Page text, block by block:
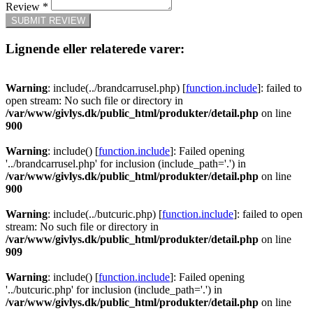
Review *
SUBMIT REVIEW
Lignende eller relaterede varer:
Warning: include(../brandcarrusel.php) [function.include]: failed to
open stream: No such file or directory in
/var/www/givlys.dk/public_html/produkter/detail.php on line
900
Warning: include() [function.include]: Failed opening
'../brandcarrusel.php' for inclusion (include_path='.') in
/var/www/givlys.dk/public_html/produkter/detail.php on line
900
Warning: include(../butcuric.php) [function.include]: failed to open
stream: No such file or directory in
/var/www/givlys.dk/public_html/produkter/detail.php on line
909
Warning: include() [function.include]: Failed opening
'../butcuric.php' for inclusion (include_path='.') in
/var/www/givlys.dk/public_html/produkter/detail.php on line